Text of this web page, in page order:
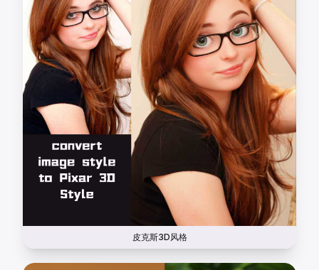
皮克斯3D风格